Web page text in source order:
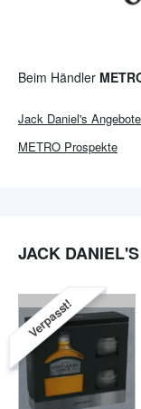
Beim Händler
Jack Daniel's Angebote
METRO Prospekte
JACK
Verpasst!